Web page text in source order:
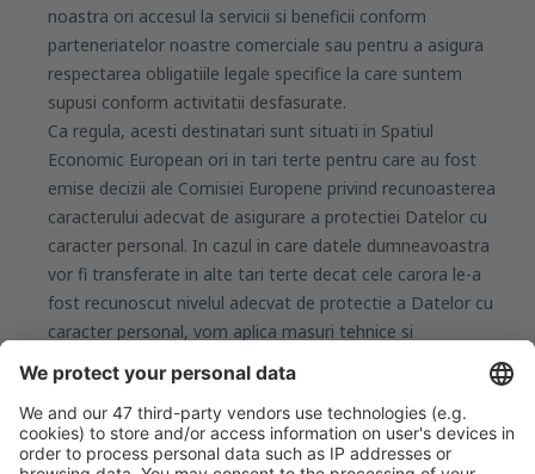
noastra ori accesul la servicii si beneficii conform
parteneriatelor noastre comerciale sau pentru a asigura
respectarea obligatiile legale specifice la care suntem
supusi conform activitatii desfasurate.
Ca regula, acesti destinatari sunt situati in Spatiul
Economic European ori in tari terte pentru care au fost
emise decizii ale Comisiei Europene privind recunoasterea
caracterului adecvat de asigurare a protectiei Datelor cu
caracter personal. In cazul in care datele dumneavoastra
vor fi transferate in alte tari terte decat cele carora le-a
fost recunoscut nivelul adecvat de protectie a Datelor cu
caracter personal, vom aplica masuri tehnice si
organizatorice cerute de legislatia in vigoare, precum
clauze contractuale standard emise de Comisia Europeana
si veti fi informat privind aceste transferuri conform
cerintelor legale.